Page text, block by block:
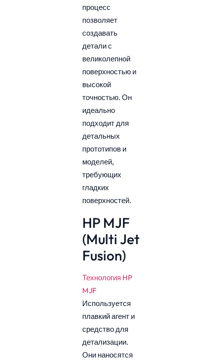
процесс
позволяет
создавать
детали с
великолепной
поверхностью и
высокой
точностью. Он
идеально
подходит для
детальных
прототипов и
моделей,
требующих
гладких
поверхностей.
HP MJF
(Multi Jet
Fusion)
Технология HP
MJF
Используется
плавкий агент и
средство для
детализации.
Они наносятся